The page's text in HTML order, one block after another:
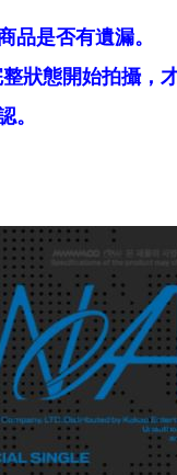
品是否有遺漏。
狀態開始拍攝，
。